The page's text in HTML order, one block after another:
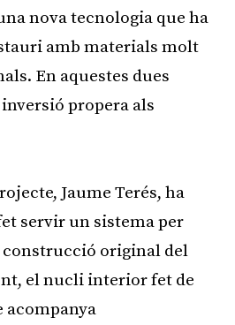
nova tecnologia que ha
amb materials molt
En aquestes dues
inversió propera als
Jaume Terés, ha
servir un sistema per
construcció original del
el nucli interior fet de
acompanya